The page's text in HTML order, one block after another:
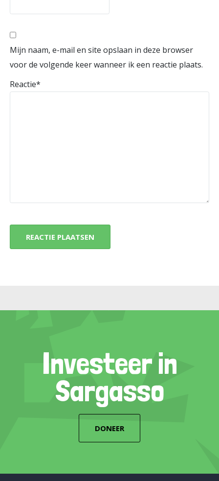
Mijn naam, e-mail en site opslaan in deze browser
voor de volgende keer wanneer ik een reactie plaats.
Reactie*
Investeer in
Sargasso
DONEER